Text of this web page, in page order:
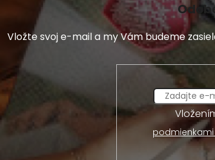
Vložte svoj e-mail a my Vám budeme